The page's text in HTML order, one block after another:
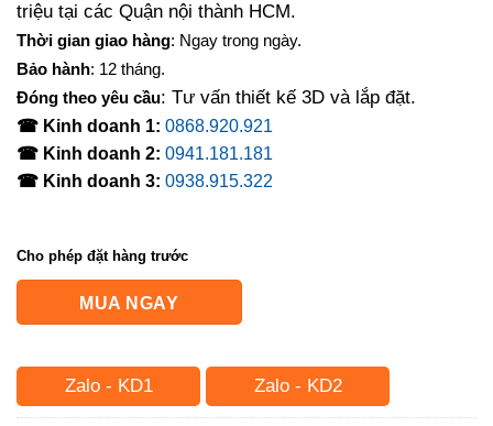
triệu tại các Quận nội thành HCM.
Thời gian giao hàng: Ngay trong ngày.
Bảo hành: 12 tháng.
Đóng theo yêu cầu: Tư vấn thiết kế 3D và lắp đặt.
☎ Kinh doanh 1: 0868.920.921
☎ Kinh doanh 2: 0941.181.181
☎ Kinh doanh 3: 0938.915.322
Cho phép đặt hàng trước
MUA NGAY
Zalo - KD1 Zalo - KD2